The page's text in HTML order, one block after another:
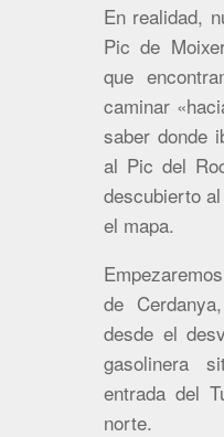
En realidad,
Pic de
que
caminar
saber donde
al Pic del
descubierto
el mapa.
de
desde el
gasolinera
entrada del
norte.